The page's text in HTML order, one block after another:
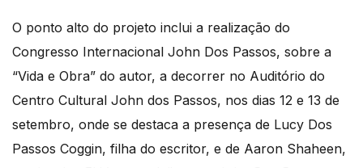
O ponto alto do projeto inclui a realização do
Congresso Internacional John Dos Passos, sobre a
“Vida e Obra” do autor, a decorrer no Auditório do
Centro Cultural John dos Passos, nos dias 12 e 13 de
setembro, onde se destaca a presença de Lucy Dos
Passos Coggin, filha do escritor, e de Aaron Shaheen,